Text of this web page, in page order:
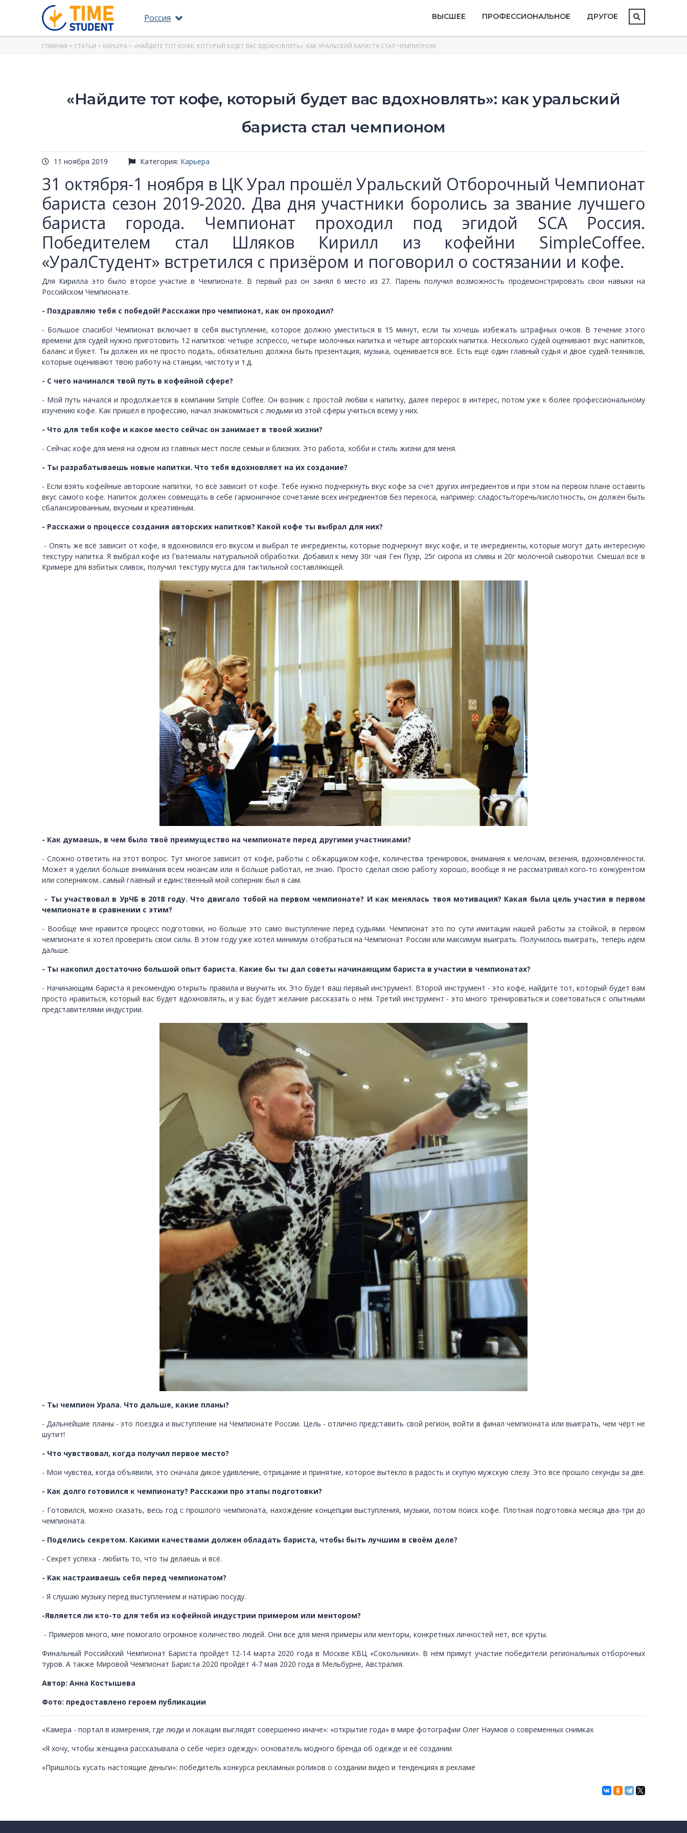
Россия ВЫСШЕЕ ПРОФЕССИОНАЛЬНОЕ ДРУГОЕ
ГЛАВНАЯ > СТАТЬИ > КАРЬЕРА > «НАЙДИТЕ ТОТ КОФЕ, КОТОРЫЙ БУДЕТ ВАС ВДОХНОВЛЯТЬ»: КАК УРАЛЬСКИЙ БАРИСТА СТАЛ ЧЕМПИОНОМ
«Найдите тот кофе, который будет вас вдохновлять»: как уральский
бариста стал чемпионом
11 ноября 2019 Категория: Карьера
31 октября-1 ноября в ЦК Урал прошёл Уральский Отборочный Чемпионат
бариста сезон 2019-2020. Два дня участники боролись за звание лучшего
бариста города. Чемпионат проходил под эгидой SCA Россия.
Победителем стал Шляков Кирилл из кофейни SimpleCoffee.
«УралСтудент» встретился с призёром и поговорил о состязании и кофе.
Для Кирилла это было второе участие в Чемпионате. В первый раз он занял 6 место из 27. Парень получил возможность продемонстрировать свои навыки на
Российском Чемпионате.
- Поздравляю тебя с победой! Расскажи про чемпионат, как он проходил?
- Большое спасибо! Чемпионат включает в себя выступление, которое должно уместиться в 15 минут, если ты хочешь избежать штрафных очков. В течение этого
времени для судей нужно приготовить 12 напитков: четыре эспрессо, четыре молочных напитка и четыре авторских напитка. Несколько судей оценивают вкус напитков,
баланс и букет. Ты должен их не просто подать, обязательно должна быть презентация, музыка, оценивается всё. Есть ещё один главный судья и двое судей-техников,
которые оценивают твою работу на станции, чистоту и т.д.
- С чего начинался твой путь в кофейной сфере?
- Мой путь начался и продолжается в компании Simple Coffee. Он возник с простой любви к напитку, далее перерос в интерес, потом уже к более профессиональному
изучению кофе. Как пришёл в профессию, начал знакомиться с людьми из этой сферы учиться всему у них.
- Что для тебя кофе и какое место сейчас он занимает в твоей жизни?
- Сейчас кофе для меня на одном из главных мест после семьи и близких. Это работа, хобби и стиль жизни для меня.
- Ты разрабатываешь новые напитки. Что тебя вдохновляет на их создание?
- Если взять кофейные авторские напитки, то всё зависит от кофе. Тебе нужно подчеркнуть вкус кофе за счёт других ингредиентов и при этом на первом плане оставить
вкус самого кофе. Напиток должен совмещать в себе гармоничное сочетание всех ингредиентов без перекоса, например: сладость/горечь/кислотность, он должен быть
сбалансированным, вкусным и креативным.
- Расскажи о процессе создания авторских напитков? Какой кофе ты выбрал для них?
- Опять же всё зависит от кофе, я вдохновился его вкусом и выбрал те ингредиенты, которые подчеркнут вкус кофе, и те ингредиенты, которые могут дать интересную
текстуру напитка. Я выбрал кофе из Гватемалы натуральной обработки. Добавил к нему 30г чая Ген Пуэр, 25г сиропа из сливы и 20г молочной сыворотки. Смешал всё в
Кримере для взбитых сливок, получил текстуру мусса для тактильной составляющей.
- Как думаешь, в чем было твоё преимущество на чемпионате перед другими участниками?
- Сложно ответить на этот вопрос. Тут многое зависит от кофе, работы с обжарщиком кофе, количества тренировок, внимания к мелочам, везения, вдохновлённости.
Может я уделил больше внимания всем нюансам или я больше работал, не знаю. Просто сделал свою работу хорошо, вообще я не рассматривал кого-то конкурентом
или соперником...самый главный и единственный мой соперник был я сам.
- Ты участвовал в УрЧБ в 2018 году. Что двигало тобой на первом чемпионате? И как менялась твоя мотивация? Какая была цель участия в первом
чемпионате в сравнении с этим?
- Вообще мне нравится процесс подготовки, но больше это само выступление перед судьями. Чемпионат это по сути имитации нашей работы за стойкой, в первом
чемпионате я хотел проверить свои силы. В этом году уже хотел минимум отобраться на Чемпионат России или максимум выиграть. Получилось выиграть, теперь идём
дальше.
- Ты накопил достаточно большой опыт бариста. Какие бы ты дал советы начинающим бариста в участии в чемпионатах?
- Начинающим бариста я рекомендую открыть правила и выучить их. Это будет ваш первый инструмент. Второй инструмент - это кофе, найдите тот, который будет вам
просто нравиться, который вас будет вдохновлять, и у вас будет желание рассказать о нём. Третий инструмент - это много тренироваться и советоваться с опытными
представителями индустрии.
- Ты чемпион Урала. Что дальше, какие планы?
- Дальнейшие планы - это поездка и выступление на Чемпионате России. Цель - отлично представить свой регион, войти в финал чемпионата или выиграть, чем чёрт не
шутит!
- Что чувствовал, когда получил первое место?
- Мои чувства, когда объявили, это сначала дикое удивление, отрицание и принятие, которое вытекло в радость и скупую мужскую слезу. Это все прошло секунды за две.
- Как долго готовился к чемпионату? Расскажи про этапы подготовки?
- Готовился, можно сказать, весь год с прошлого чемпионата, нахождение концепции выступления, музыки, потом поиск кофе. Плотная подготовка месяца два-три до
чемпионата.
- Поделись секретом. Какими качествами должен обладать бариста, чтобы быть лучшим в своём деле?
- Секрет успеха - любить то, что ты делаешь и всё.
- Как настраиваешь себя перед чемпионатом?
- Я слушаю музыку перед выступлением и натираю посуду.
-Является ли кто-то для тебя из кофейной индустрии примером или ментором?
- Примеров много, мне помогало огромное количество людей. Они все для меня примеры или менторы, конкретных личностей нет, все круты.
Финальный Российский Чемпионат Бариста пройдет 12-14 марта 2020 года в Москве КВЦ «Сокольники». В нём примут участие победители региональных отборочных
туров. А также Мировой Чемпионат Бариста 2020 пройдёт 4-7 мая 2020 года в Мельбурне, Австралия.
Автор: Анна Костышева
Фото: предоставлено героем публикации
«Камера - портал в измерения, где люди и локации выглядят совершенно иначе»: «открытие года» в мире фотографии Олег Наумов о современных снимках
«Я хочу, чтобы женщина рассказывала о себе через одежду»: основатель модного бренда об одежде и её создании
«Пришлось кусать настоящие деньги»: победитель конкурса рекламных роликов о создании видео и тенденциях в рекламе